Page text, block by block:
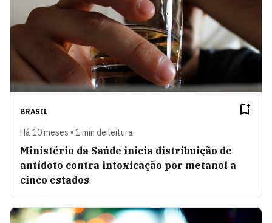
BRASIL
Há 10 meses • 1 min de leitura
Ministério da Saúde inicia distribuição de
antídoto contra intoxicação por metanol a
cinco estados